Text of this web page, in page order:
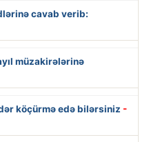
cavab verib:
müzakirələrinə
köçürmə edə bilərsiniz -